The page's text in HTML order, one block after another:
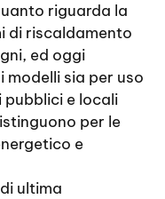
riguarda la
di riscaldamento
ed oggi
sia per uso
pubblici e locali
per le
e
ultima